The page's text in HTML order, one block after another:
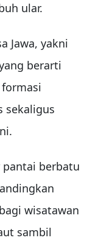
ular.
Jawa, yakni
berarti
sekaligus
berbatu
wisatawan
sambil